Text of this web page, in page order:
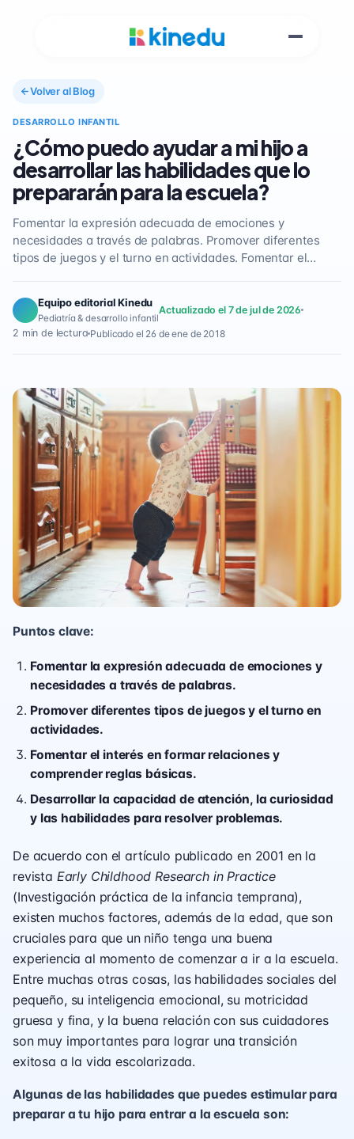
Volver al Blog
DESARROLLO INFANTIL
¿Cómo puedo ayudar a mi hijo a
desarrollar las habilidades que lo
prepararán para la escuela?
Fomentar la expresión adecuada de emociones y
necesidades a través de palabras. Promover diferentes
tipos de juegos y el turno en actividades. Fomentar el…
Equipo editorial Kinedu
Pediatría & desarrollo infantil
Actualizado el 7 de jul de 2026
2 min de lectura Publicado el 26 de ene de 2018
Puntos clave:
Fomentar la expresión adecuada de emociones y
necesidades a través de palabras.
Promover diferentes tipos de juegos y el turno en
actividades.
Fomentar el interés en formar relaciones y
comprender reglas básicas.
Desarrollar la capacidad de atención, la curiosidad
y las habilidades para resolver problemas.
De acuerdo con el artículo publicado en 2001 en la
revista Early Childhood Research in Practice
(Investigación práctica de la infancia temprana),
existen muchos factores, además de la edad, que son
cruciales para que un niño tenga una buena
experiencia al momento de comenzar a ir a la escuela.
Entre muchas otras cosas, las habilidades sociales del
pequeño, su inteligencia emocional, su motricidad
gruesa y fina, y la buena relación con sus cuidadores
son muy importantes para lograr una transición
exitosa a la vida escolarizada.
Algunas de las habilidades que puedes estimular para
preparar a tu hijo para entrar a la escuela son: